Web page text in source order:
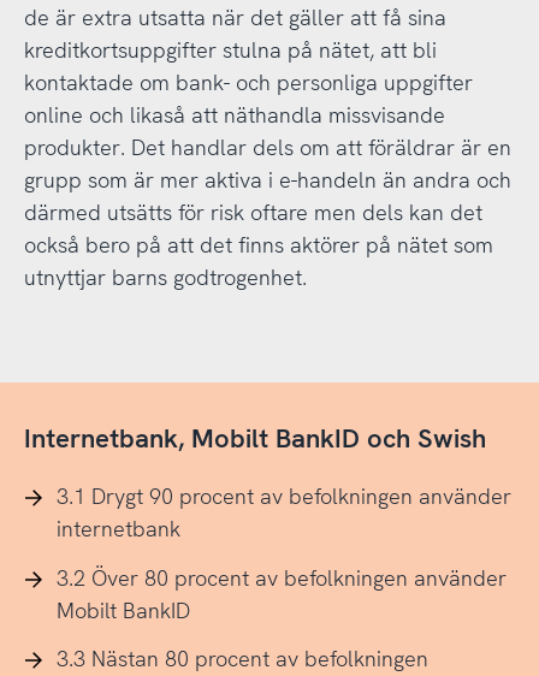
de är extra utsatta när det gäller att få sina
kreditkortsuppgifter stulna på nätet, att bli
kontaktade om bank- och personliga uppgifter
online och likaså att näthandla missvisande
produkter. Det handlar dels om att föräldrar är en
grupp som är mer aktiva i e-handeln än andra och
därmed utsätts för risk oftare men dels kan det
också bero på att det finns aktörer på nätet som
utnyttjar barns godtrogenhet.
Internetbank, Mobilt BankID och Swish
3.1 Drygt 90 procent av befolkningen använder
internetbank
3.2 Över 80 procent av befolkningen använder
Mobilt BankID
3.3 Nästan 80 procent av befolkningen